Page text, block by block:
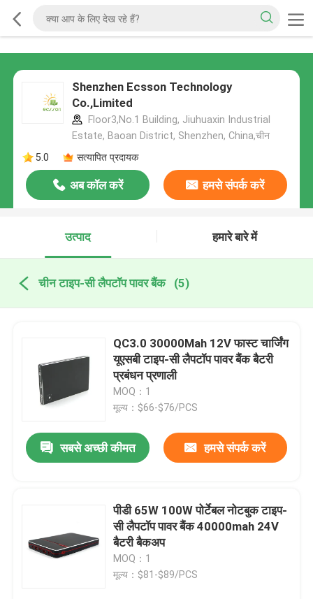
Shenzhen Ecsson Technology
Co.,Limited
Floor3,No.1 Building, Jiuhuaxin Industrial
Estate, Baoan District, Shenzhen, China,चीन
5.0
सत्यापित प्रदायक
अब कॉल करें हमसे संपर्क करें
उत्पाद हमारे बारे में
चीन टाइप-सी लैपटॉप पावर बैंक (5)
QC3.0 30000Mah 12V फास्ट चार्जिंग
यूएसबी टाइप-सी लैपटॉप पावर बैंक बैटरी
प्रबंधन प्रणाली
MOQ：1
मूल्य：$66-$76/PCS
सबसे अच्छी कीमत हमसे संपर्क करें
पीडी 65W 100W पोर्टेबल नोटबुक टाइप-
सी लैपटॉप पावर बैंक 40000mah 24V
बैटरी बैकअप
MOQ：1
मूल्य：$81-$89/PCS